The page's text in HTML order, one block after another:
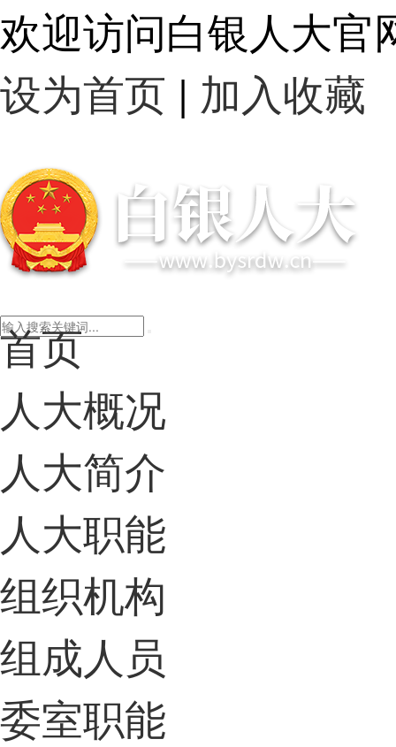
欢迎访问白银人大官
设为首页 | 加入收藏
首页
人大概况
人大简介
人大职能
组织机构
组成人员
委室职能